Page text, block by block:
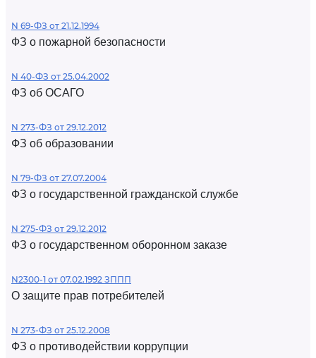
N 69-ФЗ от 21.12.1994
ФЗ о пожарной безопасности
N 40-ФЗ от 25.04.2002
ФЗ об ОСАГО
N 273-ФЗ от 29.12.2012
ФЗ об образовании
N 79-ФЗ от 27.07.2004
ФЗ о государственной гражданской службе
N 275-ФЗ от 29.12.2012
ФЗ о государственном оборонном заказе
N2300-1 от 07.02.1992 ЗППП
О защите прав потребителей
N 273-ФЗ от 25.12.2008
ФЗ о противодействии коррупции